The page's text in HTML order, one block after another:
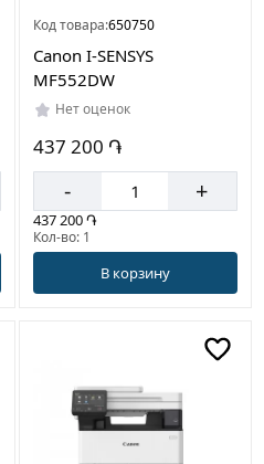
Код товара:650750
Canon I-SENSYS
MF552DW
Нет оценок
437 200 ֏
- +
437 200 ֏
Кол-во: 1
В корзину